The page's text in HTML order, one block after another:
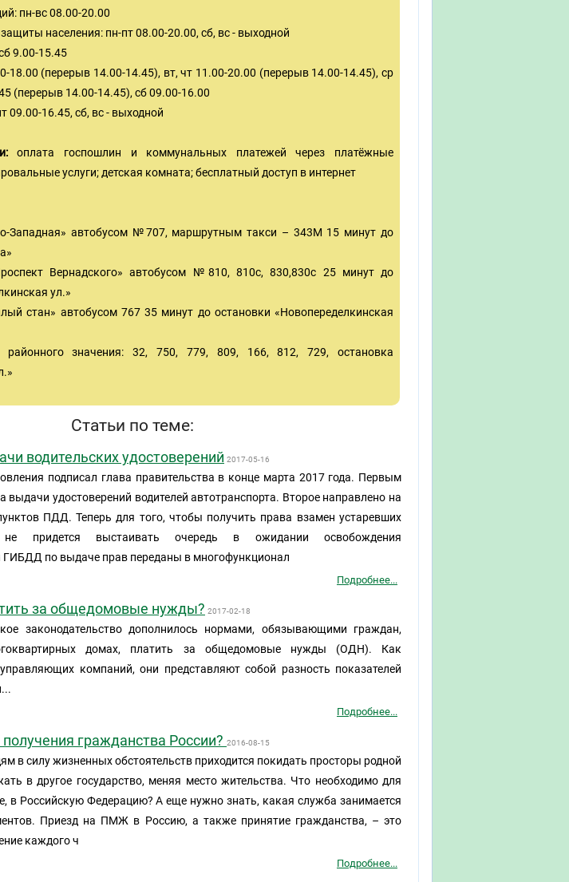
пн-вс 08.00-20.00
населения: пн-пт 08.00-20.00, сб, вс - выходной
9.00-15.45
(перерыв 14.00-14.45), вт, чт 11.00-20.00 (перерыв 14.00-14.45), ср
(перерыв 14.00-14.45), сб 09.00-16.00
09.00-16.45, сб, вс - выходной
оплата госпошлин и коммунальных платежей через платёжные
услуги; детская комната; бесплатный доступ в интернет
Западная» автобусом №707, маршрутным такси – 343М 15 минут до
Вернадского» автобусом №810, 810с, 830,830с 25 минут до
ул.»
стан» автобусом 767 35 минут до остановки «Новопеределкинская
районного значения: 32, 750, 779, 809, 166, 812, 729, остановка
Статьи по теме:
водительских удостоверений 2017-05-16
подписал глава правительства в конце марта 2017 года. Первым
выдачи удостоверений водителей автотранспорта. Второе направлено на
ПДД. Теперь для того, чтобы получить права взамен устаревших
не придется выстаивать очередь в ожидании освобождения
ГИБДД по выдаче прав переданы в многофункционал
Подробнее...
за общедомовые нужды? 2017-02-18
законодательство дополнилось нормами, обязывающими граждан,
домах, платить за общедомовые нужды (ОДН). Как
компаний, они представляют собой разность показателей
Подробнее...
гражданства России? 2016-08-15
в силу жизненных обстоятельств приходится покидать просторы родной
в другое государство, меняя место жительства. Что необходимо для
в Российскую Федерацию? А еще нужно знать, какая служба занимается
Приезд на ПМЖ в Россию, а также принятие гражданства, – это
каждого ч
Подробнее...